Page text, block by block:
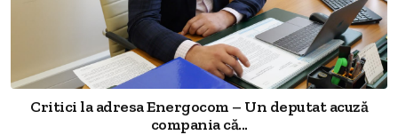
Critici la adresa Energocom – Un deputat acuză
compania că...